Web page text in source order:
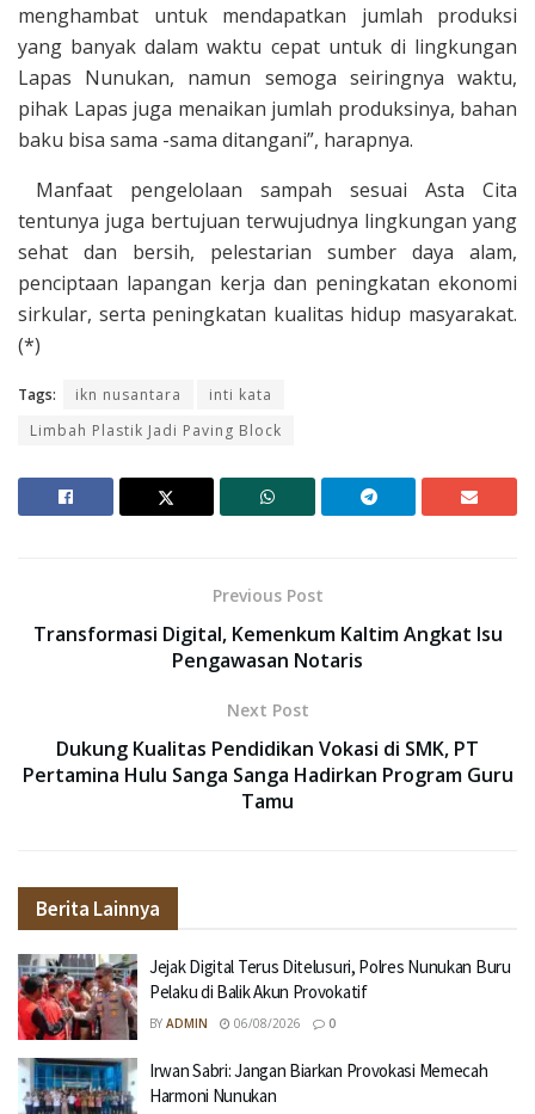
menghambat untuk mendapatkan jumlah produksi
yang banyak dalam waktu cepat untuk di lingkungan
Lapas Nunukan, namun semoga seiringnya waktu,
pihak Lapas juga menaikan jumlah produksinya, bahan
baku bisa sama -sama ditangani”, harapnya.
Manfaat pengelolaan sampah sesuai Asta Cita
tentunya juga bertujuan terwujudnya lingkungan yang
sehat dan bersih, pelestarian sumber daya alam,
penciptaan lapangan kerja dan peningkatan ekonomi
sirkular, serta peningkatan kualitas hidup masyarakat.
(*)
Tags: ikn nusantara
inti kata
Limbah Plastik Jadi Paving Block
Previous Post
Transformasi Digital, Kemenkum Kaltim Angkat Isu
Pengawasan Notaris
Next Post
Dukung Kualitas Pendidikan Vokasi di SMK, PT
Pertamina Hulu Sanga Sanga Hadirkan Program Guru
Tamu
Berita Lainnya
Jejak Digital Terus Ditelusuri, Polres Nunukan Buru
Pelaku di Balik Akun Provokatif
BY ADMIN 06/08/2026 0
Irwan Sabri: Jangan Biarkan Provokasi Memecah
Harmoni Nunukan